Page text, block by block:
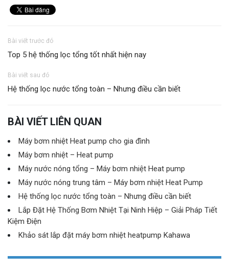
Bài viết trước đó
Top 5 hệ thống lọc tổng tốt nhất hiện nay
Bài viết sau đó
Hệ thống lọc nước tổng toàn – Nhưng điều cần biết
BÀI VIẾT LIÊN QUAN
Máy bơm nhiệt Heat pump cho gia đình
Máy bơm nhiệt – Heat pump
Máy nước nóng tổng – Máy bơm nhiệt Heat pump
Máy nước nóng trung tâm – Máy bơm nhiệt Heat Pump
Hệ thống lọc nước tổng toàn – Nhưng điều cần biết
Lắp Đặt Hệ Thống Bơm Nhiệt Tại Ninh Hiệp – Giải Pháp Tiết
Kiệm Điện
Khảo sát lắp đặt máy bơm nhiệt heatpump Kahawa